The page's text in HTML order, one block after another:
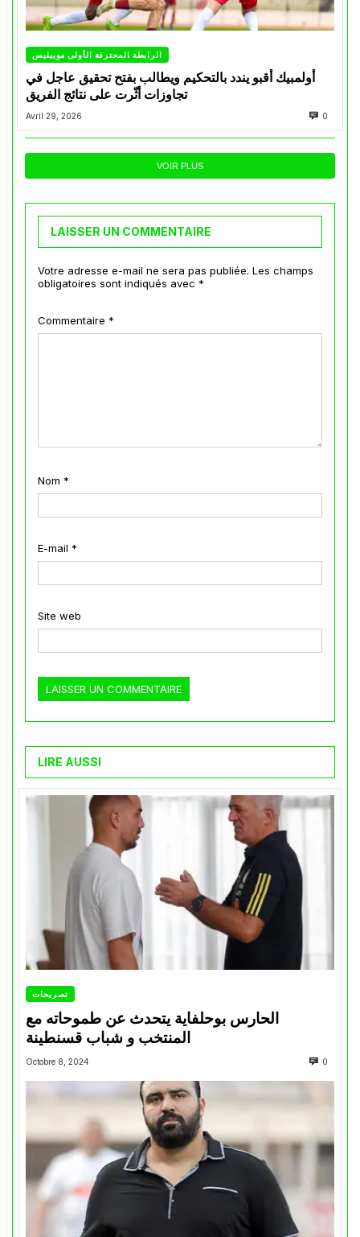
الرابطة المحترفة الأولى موبيليس
أولمبيك أقبو يندد بالتحكيم ويطالب بفتح تحقيق عاجل في
تجاوزات أثّرت على نتائج الفريق
Avril 29, 2026 0
VOIR PLUS
LAISSER UN COMMENTAIRE
Votre adresse e-mail ne sera pas publiée. Les champs
obligatoires sont indiqués avec *
Commentaire *
Nom *
E-mail *
Site web
LIRE AUSSI
تصريحات
الحارس بوحلفاية يتحدث عن طموحاته مع
المنتخب و شباب قسنطينة
Octobre 8, 2024 0